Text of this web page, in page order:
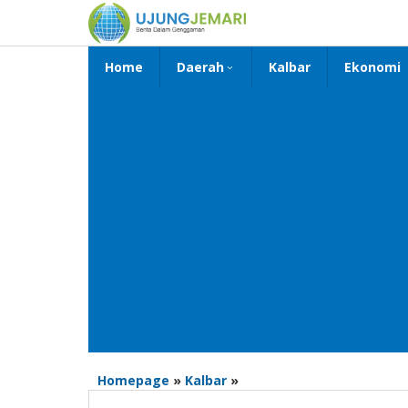
konten
Home Daerah Kalbar Ekonomi
Homepage » Kalbar »Bentuk